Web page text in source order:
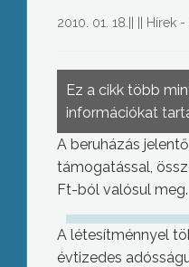
2010. 01. 18. Hírek -
Ez a cikk több
információkat
A beruházás
támogatással,
Ft-ból valósul meg.
A létesítménnyel
évtizedes